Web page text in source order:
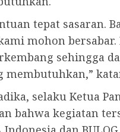
tepat sasaran.
mohon bersabar.
sehingga
membutuhkan,”
selaku Ketua
bahwa kegiatan